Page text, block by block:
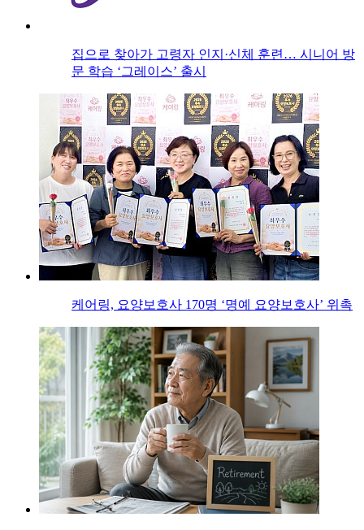
집으로 찾아가 고령자 인지·신체 훈련… 시니어 방
문 학습 ‘그레이스’ 출시
케어링, 요양보호사 170명 ‘명예 요양보호사’ 위촉